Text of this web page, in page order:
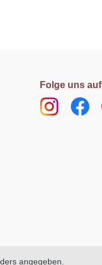
Folge uns auf
angegeben.